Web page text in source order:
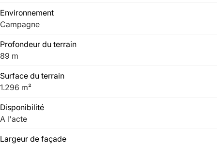
Environnement
Campagne
Profondeur du terrain
89 m
Surface du terrain
1.296 m²
Disponibilité
A l'acte
Largeur de façade